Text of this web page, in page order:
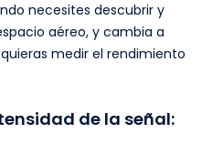
necesites descubrir y
aéreo, y cambia a
medir el rendimiento
de la señal: